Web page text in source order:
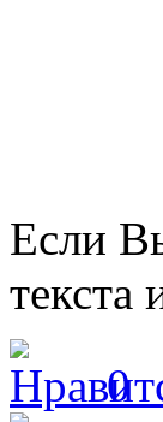
Если
текста
0